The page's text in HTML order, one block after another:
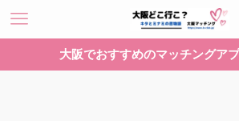
大阪でおすすめのマッチングア